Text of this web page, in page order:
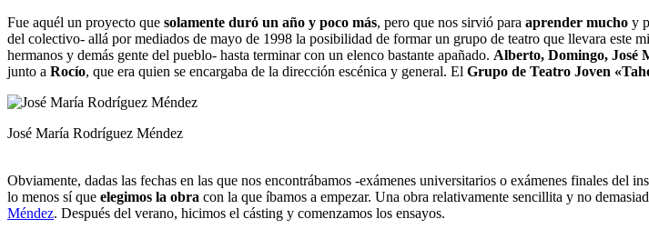
Fue aquél un proyecto que solamente duró un año y poco más, pero que nos sirvió para aprender mucho y
del colectivo- allá por mediados de mayo de 1998 la posibilidad de formar un grupo de teatro que llevara este
hermanos y demás gente del pueblo- hasta terminar con un elenco bastante apañado. Alberto, Domingo, José
junto a Rocío, que era quien se encargaba de la dirección escénica y general. El Grupo de Teatro Joven
José María Rodríguez Méndez
Obviamente, dadas las fechas en las que nos encontrábamos -exámenes universitarios o exámenes finales del
lo menos sí que elegimos la obra con la que íbamos a empezar. Una obra relativamente sencillita y no
Méndez. Después del verano, hicimos el cásting y comenzamos los ensayos.